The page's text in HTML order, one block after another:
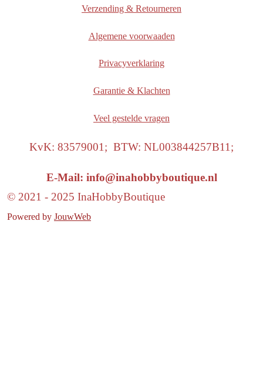
Verzending & Retourneren
Algemene voorwaaden
Privacyverklaring
Garantie & Klachten
Veel gestelde vragen
KvK: 83579001; BTW: NL003844257B11;
E-Mail: info@inahobbyboutique.nl
© 2021 - 2025 InaHobbyBoutique
Powered by JouwWeb